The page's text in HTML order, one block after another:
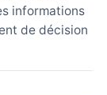
informations
de décision